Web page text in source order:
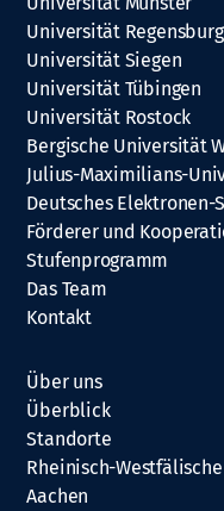
Universität Regensburg
Universität Siegen
Universität Tübingen
Universität Rostock
Bergische Universität
Julius-Maximilians-
Deutsches Elektronen-
Förderer und
Stufenprogramm
Das Team
Kontakt
Über uns
Überblick
Standorte
Rheinisch-
Aachen